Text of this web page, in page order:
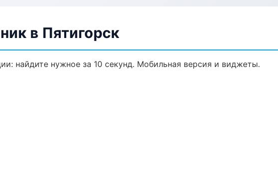
в Пятигорск
найдите нужное за 10 секунд. Мобильная версия и виджеты.